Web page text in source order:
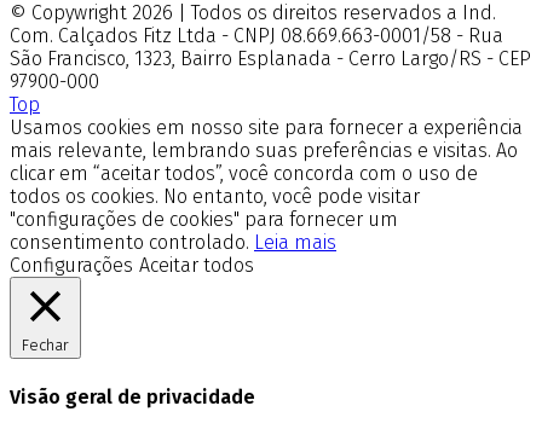
© Copywright 2026 | Todos os direitos reservados a Ind.
Com. Calçados Fitz Ltda - CNPJ 08.669.663-0001/58 - Rua
São Francisco, 1323, Bairro Esplanada - Cerro Largo/RS - CEP
97900-000
Top
Usamos cookies em nosso site para fornecer a experiência
mais relevante, lembrando suas preferências e visitas. Ao
clicar em “aceitar todos”, você concorda com o uso de
todos os cookies. No entanto, você pode visitar
"configurações de cookies" para fornecer um
consentimento controlado. Leia mais
Configurações Aceitar todos
Fechar
Visão geral de privacidade